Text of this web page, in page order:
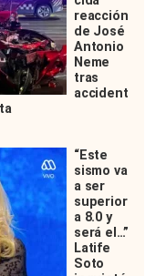
reacción
de José
Antonio
Neme
tras
accident
“Este
sismo va
a ser
superior
a 8.0 y
será el…”
Latife
Soto